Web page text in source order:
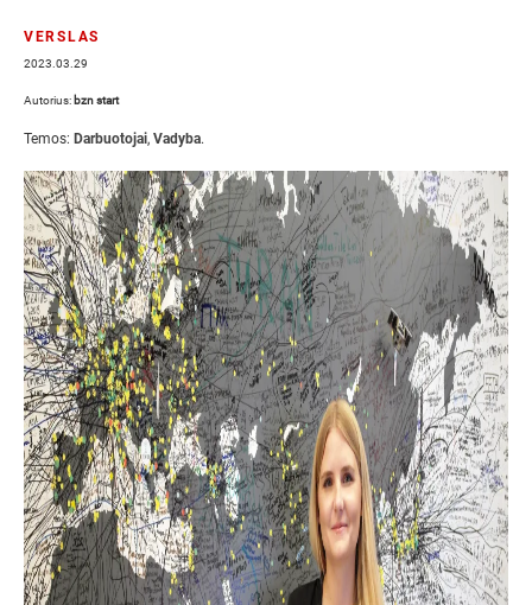
VERSLAS
2023.03.29
Autorius: bzn start
Temos: Darbuotojai, Vadyba.